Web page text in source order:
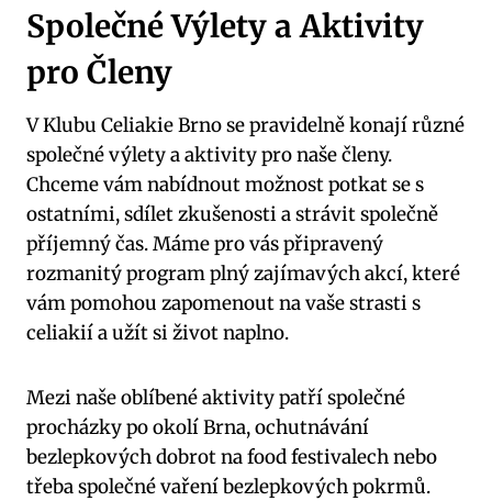
Společné Výlety a Aktivity
pro Členy
V Klubu Celiakie Brno se pravidelně konají různé
společné výlety a aktivity pro naše členy.
Chceme vám nabídnout možnost potkat se s
ostatními, sdílet zkušenosti a strávit společně
příjemný čas. Máme pro vás připravený
rozmanitý program plný zajímavých akcí, které
vám pomohou zapomenout na vaše strasti s
celiakií a užít si život naplno.
Mezi naše oblíbené aktivity patří společné
procházky po okolí Brna, ochutnávání
bezlepkových dobrot na food festivalech nebo
třeba společné vaření bezlepkových pokrmů.